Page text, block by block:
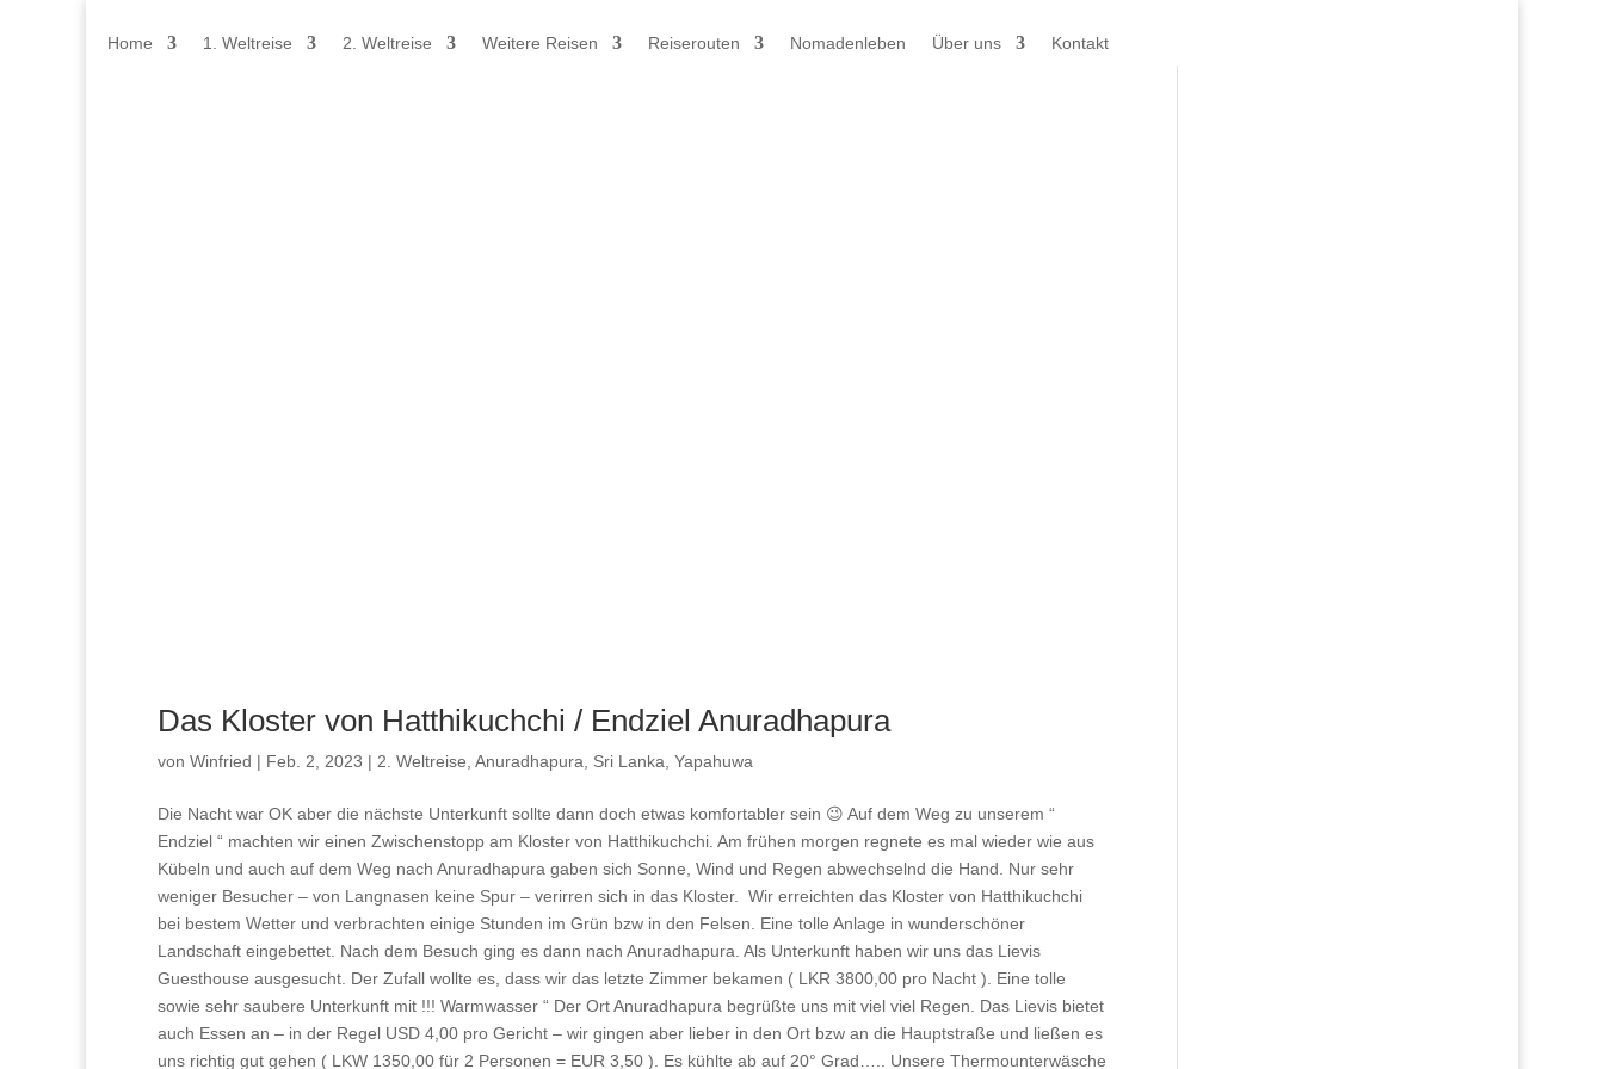
Home 1. Weltreise 2. Weltreise Weitere Reisen Reiserouten Nomadenleben Über uns Kontakt
Das Kloster von Hatthikuchchi / Endziel Anuradhapura
von Winfried | Feb. 2, 2023 | 2. Weltreise Anuradhapura Sri Lanka Yapahuwa
Die Nacht war OK aber die nächste Unterkunft sollte dann doch etwas komfortabler sein 😉 Auf dem Weg zu unserem “
Endziel “ machten wir einen Zwischenstopp am Kloster von Hatthikuchchi. Am frühen morgen regnete es mal wieder wie aus
Kübeln und auch auf dem Weg nach Anuradhapura gaben sich Sonne, Wind und Regen abwechselnd die Hand. Nur sehr
weniger Besucher – von Langnasen keine Spur – verirren sich in das Kloster. Wir erreichten das Kloster von Hatthikuchchi
bei bestem Wetter und verbrachten einige Stunden im Grün bzw in den Felsen. Eine tolle Anlage in wunderschöner
Landschaft eingebettet. Nach dem Besuch ging es dann nach Anuradhapura. Als Unterkunft haben wir uns das Lievis
Guesthouse ausgesucht. Der Zufall wollte es, dass wir das letzte Zimmer bekamen ( LKR 3800,00 pro Nacht ). Eine tolle
sowie sehr saubere Unterkunft mit !!! Warmwasser “ Der Ort Anuradhapura begrüßte uns mit viel viel Regen. Das Lievis bietet
auch Essen an – in der Regel USD 4,00 pro Gericht – wir gingen aber lieber in den Ort bzw an die Hauptstraße und ließen es
uns richtig gut gehen ( LKW 1350,00 für 2 Personen = EUR 3,50 ). Es kühlte ab auf 20° Grad….. Unsere Thermounterwäsche